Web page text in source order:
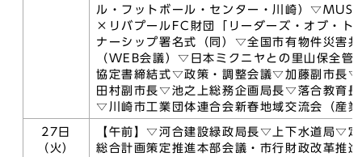
ル・フットボール・センター・川崎）
×リバプールFC財団「リーダーズ・オブ・ト
ナーシップ署名式（同）▽全国市有物件災害
（WEB会議）▽日本ミクニヤとの里山保全管
協定書締結式▽政策・調整会議▽加藤副市長
田村副市長▽池之上総務企画局長▽落合教育
▽川崎市工業団体連合会新春地域交流会（産
27日
（火）
【午前】▽河合建設緑政局長▽上下水道局▽
総合計画策定推進本部会議・市行財政改革推